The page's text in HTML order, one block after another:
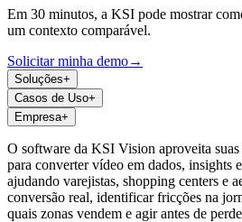
Em 30 minutos, a KSI pode mostrar
um contexto comparável.
Solicitar minha demo→
Soluções+
Casos de Uso+
Empresa+
O software da KSI Vision aproveita
para converter vídeo em dados, insights
ajudando varejistas, shopping centers e
conversão real, identificar fricções na
quais zonas vendem e agir antes de